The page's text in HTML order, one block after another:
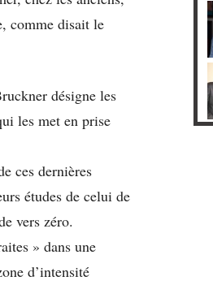
comme disait le
désigne les
les met en prise
ces dernières
études de celui de
vers zéro.
» dans une
d’intensité